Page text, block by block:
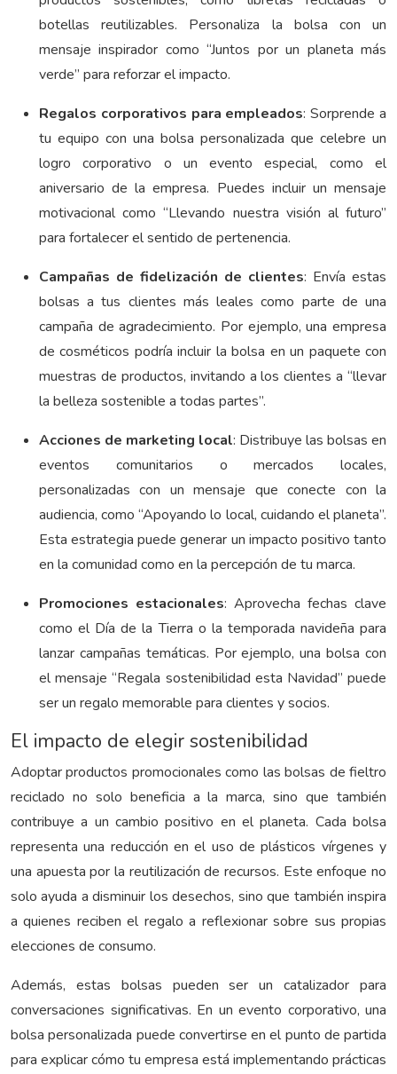
botellas reutilizables. Personaliza la bolsa con un
mensaje inspirador como “Juntos por un planeta más
verde” para reforzar el impacto.
Regalos corporativos para empleados: Sorprende a
tu equipo con una bolsa personalizada que celebre un
logro corporativo o un evento especial, como el
aniversario de la empresa. Puedes incluir un mensaje
motivacional como “Llevando nuestra visión al futuro”
para fortalecer el sentido de pertenencia.
Campañas de fidelización de clientes: Envía estas
bolsas a tus clientes más leales como parte de una
campaña de agradecimiento. Por ejemplo, una empresa
de cosméticos podría incluir la bolsa en un paquete con
muestras de productos, invitando a los clientes a “llevar
la belleza sostenible a todas partes”.
Acciones de marketing local: Distribuye las bolsas en
eventos comunitarios o mercados locales,
personalizadas con un mensaje que conecte con la
audiencia, como “Apoyando lo local, cuidando el planeta”.
Esta estrategia puede generar un impacto positivo tanto
en la comunidad como en la percepción de tu marca.
Promociones estacionales: Aprovecha fechas clave
como el Día de la Tierra o la temporada navideña para
lanzar campañas temáticas. Por ejemplo, una bolsa con
el mensaje “Regala sostenibilidad esta Navidad” puede
ser un regalo memorable para clientes y socios.
El impacto de elegir sostenibilidad
Adoptar productos promocionales como las bolsas de fieltro
reciclado no solo beneficia a la marca, sino que también
contribuye a un cambio positivo en el planeta. Cada bolsa
representa una reducción en el uso de plásticos vírgenes y
una apuesta por la reutilización de recursos. Este enfoque no
solo ayuda a disminuir los desechos, sino que también inspira
a quienes reciben el regalo a reflexionar sobre sus propias
elecciones de consumo.
Además, estas bolsas pueden ser un catalizador para
conversaciones significativas. En un evento corporativo, una
bolsa personalizada puede convertirse en el punto de partida
para explicar cómo tu empresa está implementando prácticas